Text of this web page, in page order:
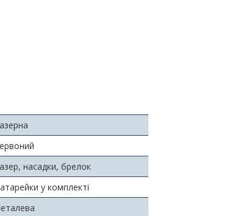
насадки, брелок
у комплекті